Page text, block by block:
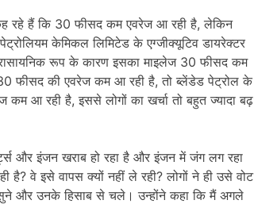
रहे हैं कि 30 फीसद कम एवरेज आ रही है, लेकिन
केमिकल लिमिटेड के एग्जीक्यूटिव डायरेक्टर
रूप के कारण इसका माइलेज 30 फीसद कम
फीसद की एवरेज कम आ रही है, तो ब्लेंडेड पेट्रोल के
कम आ रही है, इससे लोगों का खर्चा तो बहुत ज्यादा बढ़
और इंजन खराब हो रहा है और इंजन में जंग लग रहा
है? वे इसे वापस क्यों नहीं ले रही? लोगों ने ही उसे वोट
और उनके हिसाब से चले। उन्होंने कहा कि मैं अगले